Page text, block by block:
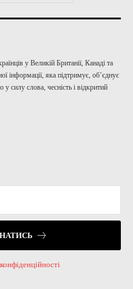
у Великій Британії, Канаді та
яка підтримує, об’єднує
силу слова, чесність і відкритий